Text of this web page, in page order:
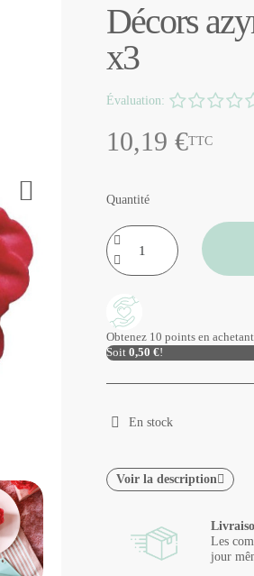
Décors
x3
Évaluation:
10,19 €TTC
Quantité
Obtenez 10 points en
Soit 0,50 €!
En stock
Voir la description
Les
jour